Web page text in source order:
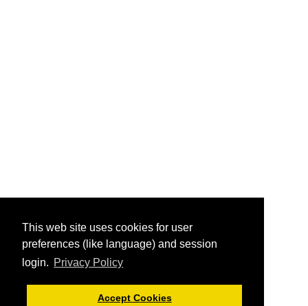
This web site uses cookies for user
preferences (like language) and session
login. Privacy Policy
Accept Cookies